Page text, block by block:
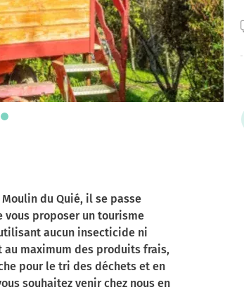
du Quié, il se passe
vous proposer un tourisme
aucun insecticide ni
maximum des produits frais,
pour le tri des déchets et en
souhaitez venir chez nous en